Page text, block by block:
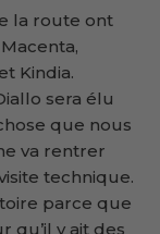
la route ont
Kindia.
sera élu
que nous
va rentrer
technique.
parce que
qu’il y ait des